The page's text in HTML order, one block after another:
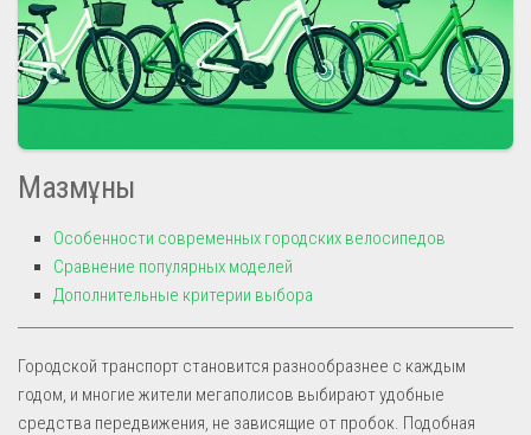
Мазмұны
Особенности современных городских велосипедов
Сравнение популярных моделей
Дополнительные критерии выбора
Городской транспорт становится разнообразнее с каждым
годом, и многие жители мегаполисов выбирают удобные
средства передвижения, не зависящие от пробок. Подобная